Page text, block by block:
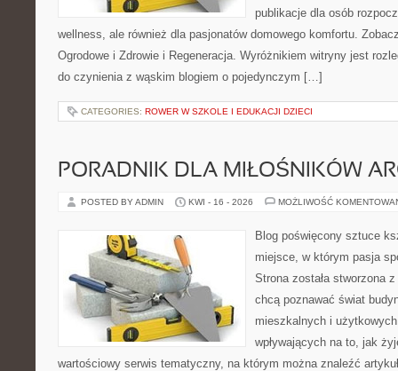
publikacje dla osób
wellness, ale również dla pasjonatów domowego komfortu.
Ogrodowe i Zdrowie i Regeneracja. Wyróżnikiem witryny jest
do czynienia z wąskim blogiem o pojedynczym […]
CATEGORIES: ROWER W SZKOLE I EDUKACJI DZIECI
PORADNIK DLA MIŁOŚNIKÓW
POSTED BY ADMIN KWI - 16 - 2026 MOŻLIWOŚĆ
Blog poświęcony sztuce
miejsce, w którym pasja
Strona została stworzona
chcą poznawać świat
mieszkalnych i
wpływających na to, jak
wartościowy serwis tematyczny, na którym można znaleźć